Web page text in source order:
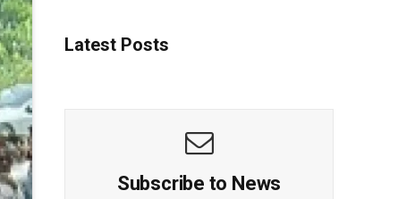
Latest Posts
Subscribe to News